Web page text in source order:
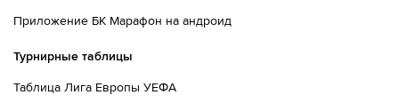
Приложение БК Марафон на андроид
Турнирные таблицы
Таблица Лига Европы УЕФА